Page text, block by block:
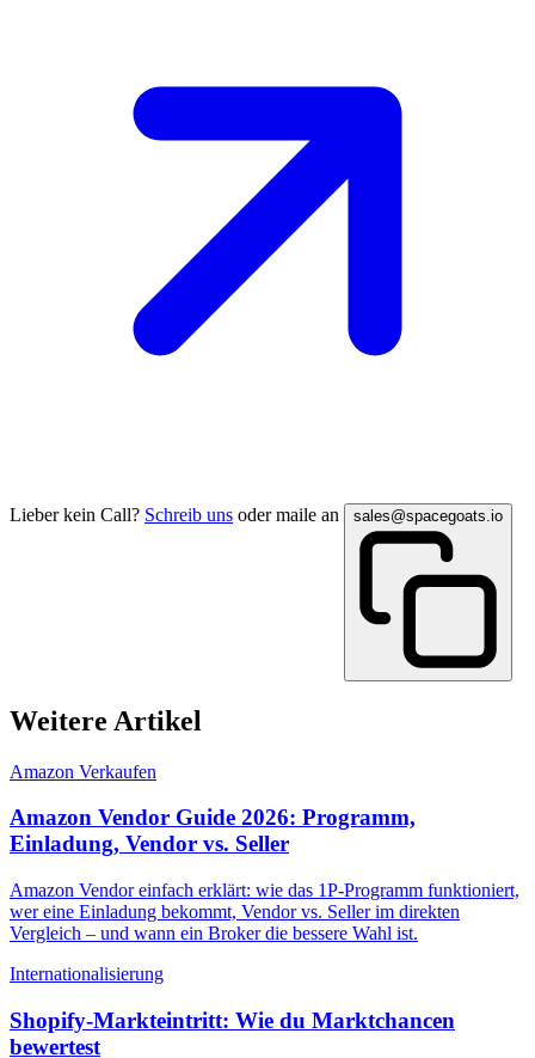
Lieber kein Call? Schreib uns oder maile an sales@spacegoats.io
Weitere Artikel
Amazon Verkaufen
Amazon Vendor Guide 2026: Programm,
Einladung, Vendor vs. Seller
Amazon Vendor einfach erklärt: wie das 1P-Programm funktioniert,
wer eine Einladung bekommt, Vendor vs. Seller im direkten
Vergleich – und wann ein Broker die bessere Wahl ist.
Internationalisierung
Shopify-Markteintritt: Wie du Marktchancen
bewertest